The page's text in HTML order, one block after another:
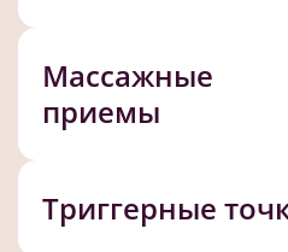
Массажные
приемы
Триггерные